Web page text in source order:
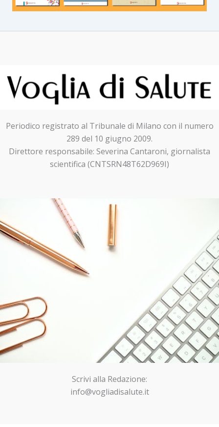
Periodico registrato al Tribunale di Milano con il numero
289 del 10 giugno 2009.
Direttore responsabile: Severina Cantaroni, giornalista
scientifica (CNTSRN48T62D969I)
Scrivi alla Redazione:
info@vogliadisalute.it